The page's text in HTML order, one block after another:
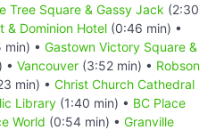
Tree Square & Gassy Jack (2:30
& Dominion Hotel (0:46 min) •
min) • Gastown Victory Square &
• Vancouver (3:52 min) • Robson
min) • Christ Church Cathedral
Library (1:40 min) • BC Place
World (0:54 min) • Granville